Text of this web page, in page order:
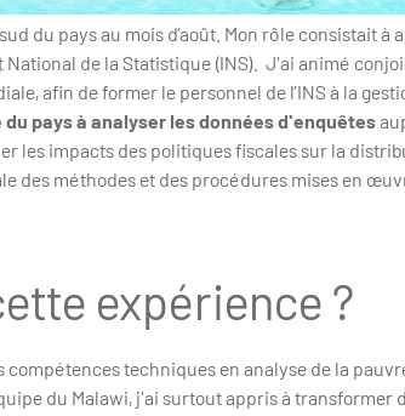
du pays au mois d’août. Mon rôle consistait à
de la Statistique (INS). J'ai animé
afin de former le personnel de l’INS à la
pays à analyser les données d'enquêtes
les impacts des politiques fiscales sur la
des méthodes et des procédures mises en
expérience ?
techniques en analyse de la
du Malawi, j'ai surtout appris à transformer